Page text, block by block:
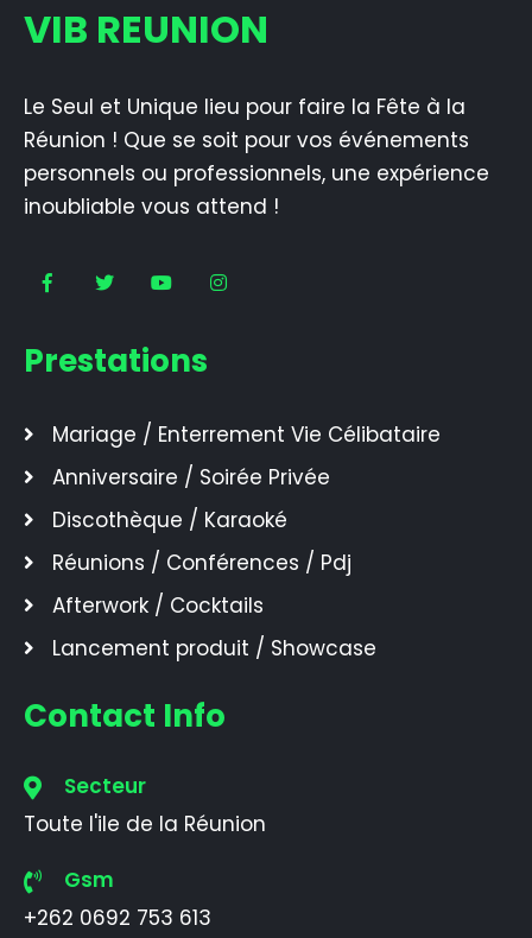
VIB REUNION
Le Seul et Unique lieu pour faire la Fête à la
Réunion ! Que se soit pour vos événements
personnels ou professionnels, une expérience
inoubliable vous attend !
Prestations
Mariage / Enterrement Vie Célibataire
Anniversaire / Soirée Privée
Discothèque / Karaoké
Réunions / Conférences / Pdj
Afterwork / Cocktails
Lancement produit / Showcase
Contact Info
Secteur
Toute l'ile de la Réunion
Gsm
+262 0692 753 613